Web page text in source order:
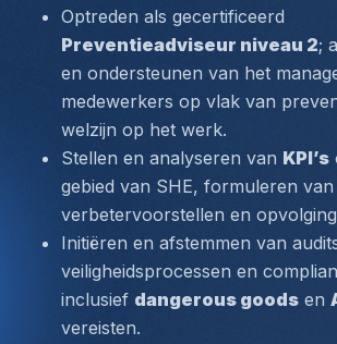
Preventieadviseur niveau 2;
en ondersteunen van het
medewerkers op vlak van
welzijn op het werk.
Stellen en analyseren van KPI’s
gebied van SHE, formuleren van
verbetervoorstellen en
Initiëren en afstemmen van
veiligheidsprocessen en
inclusief dangerous goods en
vereisten.